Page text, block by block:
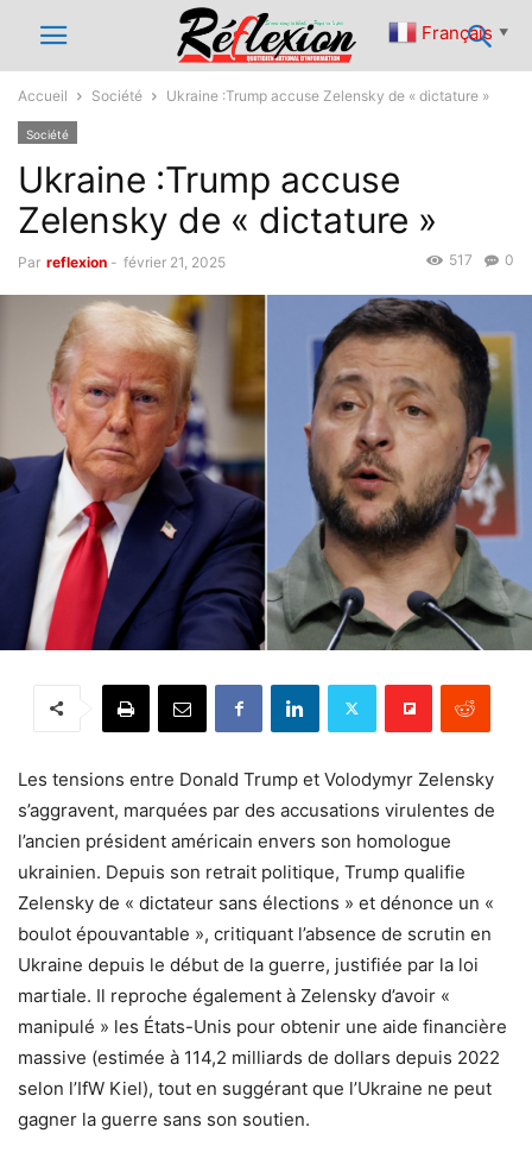
Accueil Société Ukraine :Trump accuse Zelensky de « dictature »
Société
Ukraine :Trump accuse
Zelensky de « dictature »
Par reflexion - février 21, 2025 0
517
Les tensions entre Donald Trump et Volodymyr Zelensky
s’aggravent, marquées par des accusations virulentes de
l’ancien président américain envers son homologue
ukrainien. Depuis son retrait politique, Trump qualifie
Zelensky de « dictateur sans élections » et dénonce un «
boulot épouvantable », critiquant l’absence de scrutin en
Ukraine depuis le début de la guerre, justifiée par la loi
martiale. Il reproche également à Zelensky d’avoir «
manipulé » les États-Unis pour obtenir une aide financière
massive (estimée à 114,2 milliards de dollars depuis 2022
selon l’IfW Kiel), tout en suggérant que l’Ukraine ne peut
gagner la guerre sans son soutien.
Français ▼